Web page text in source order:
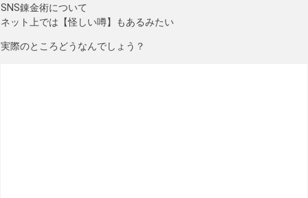
SNS錬金術について
ネット上では【怪しい噂】もあるみたい
実際のところどうなんでしょう？